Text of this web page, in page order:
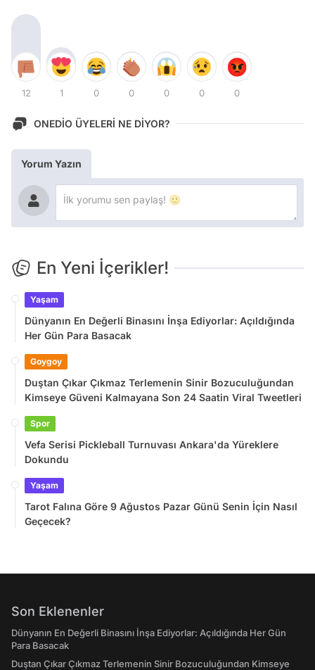
12 1 0 0 0 0 0
ONEDİO ÜYELERİ NE DİYOR?
Yorum Yazın
En Yeni İçerikler!
Yaşam
Dünyanın En Değerli Binasını İnşa Ediyorlar: Açıldığında
Her Gün Para Basacak
Goygoy
Duştan Çıkar Çıkmaz Terlemenin Sinir Bozuculuğundan
Kimseye Güveni Kalmayana Son 24 Saatin Viral Tweetleri
Spor
Vefa Serisi Pickleball Turnuvası Ankara'da Yüreklere
Dokundu
Yaşam
Tarot Falına Göre 9 Ağustos Pazar Günü Senin İçin Nasıl
Geçecek?
Son Eklenenler
Dünyanın En Değerli Binasını İnşa Ediyorlar: Açıldığında Her Gün
Para Basacak
Duştan Çıkar Çıkmaz Terlemenin Sinir Bozuculuğundan Kimseye